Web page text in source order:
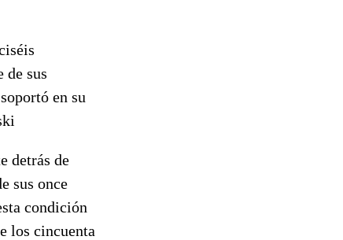
de sus
en su
detrás de
sus once
condición
los cincuenta